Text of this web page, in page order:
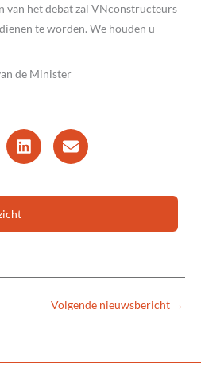
van het debat zal VNconstructeurs
te worden. We houden u
de Minister
Volgende nieuwsbericht →